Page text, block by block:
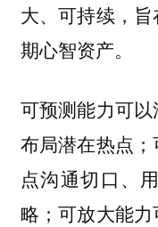
大、可持续，
期心智资产。
可预测能力可
布局潜在热点
点沟通切口、
略；可放大能